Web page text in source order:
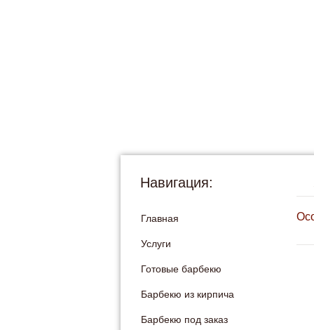
Навигация:
Главная
Услуги
Готовые барбекю
Барбекю из кирпича
Барбекю под заказ